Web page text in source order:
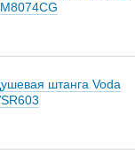
штанга Voda